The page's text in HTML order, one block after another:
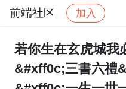
前端社区 加入
社区 前端社区 感
若你生在玄虎城我
&#xff0c;三書六禮